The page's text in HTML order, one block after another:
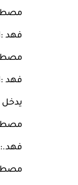
فهد
فهد
يدخل